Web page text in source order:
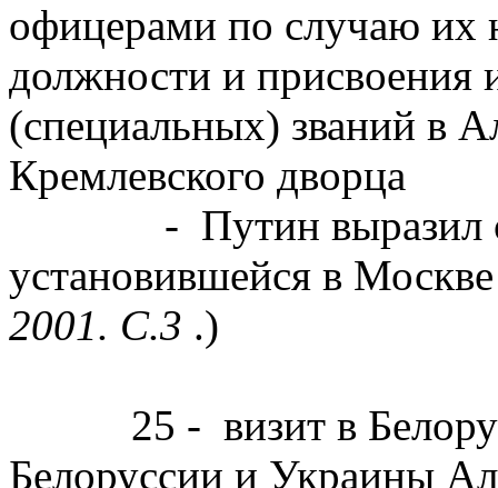
офицерами по случаю их
должности и
(специальных) званий в
Кремлевского дворца
- Путин выразил
установившейся в
2001. С.3 .)
25 - визит в
Белоруссии и Украины